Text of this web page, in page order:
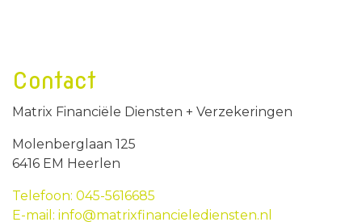
Contact
Matrix Financiële Diensten + Verzekeringen
Molenberglaan 125
6416 EM Heerlen
Telefoon: 045-5616685
E-mail: info@matrixfinancielediensten.nl